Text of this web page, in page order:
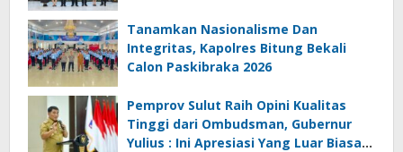
Tanamkan Nasionalisme Dan
Integritas, Kapolres Bitung Bekali
Calon Paskibraka 2026
Pemprov Sulut Raih Opini Kualitas
Tinggi dari Ombudsman, Gubernur
Yulius : Ini Apresiasi Yang Luar Biasa,